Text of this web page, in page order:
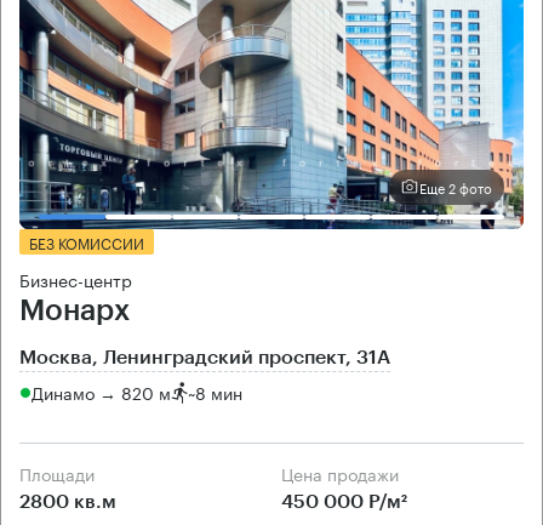
Еще 2 фото
БЕЗ КОМИССИИ
Бизнес-центр
Монарх
Москва, Ленинградский проспект, 31А
Динамо → 820 м ~8 мин
Площади
2800 кв.м
Цена продажи
450 000 Р/м²